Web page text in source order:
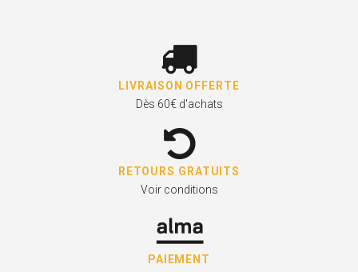
LIVRAISON OFFERTE
Dès 60€ d'achats
RETOURS GRATUITS
Voir conditions
PAIEMENT